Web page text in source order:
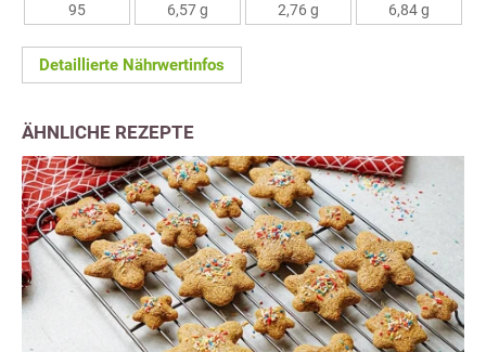
95
6,57 g
2,76 g
6,84 g
Detaillierte Nährwertinfos
ÄHNLICHE REZEPTE